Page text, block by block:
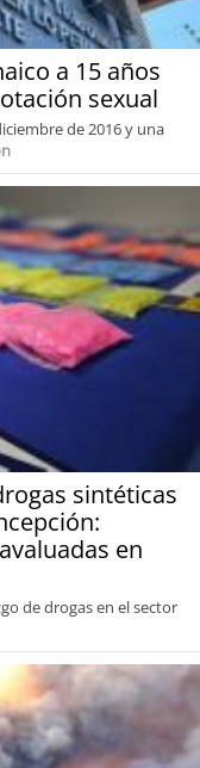
a 15 años
sexual
de 2016 y una
sintéticas
en
de drogas en el sector